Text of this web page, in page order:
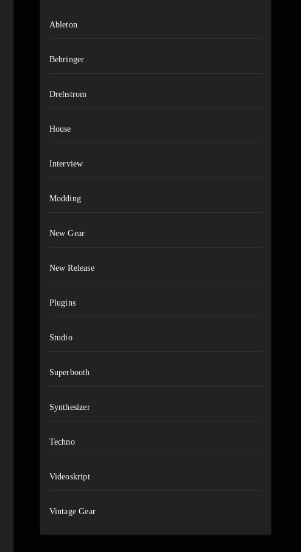
Ableton
Behringer
Drehstrom
House
Interview
Modding
New Gear
New Release
Plugins
Studio
Superbooth
Synthesizer
Techno
Videoskript
Vintage Gear